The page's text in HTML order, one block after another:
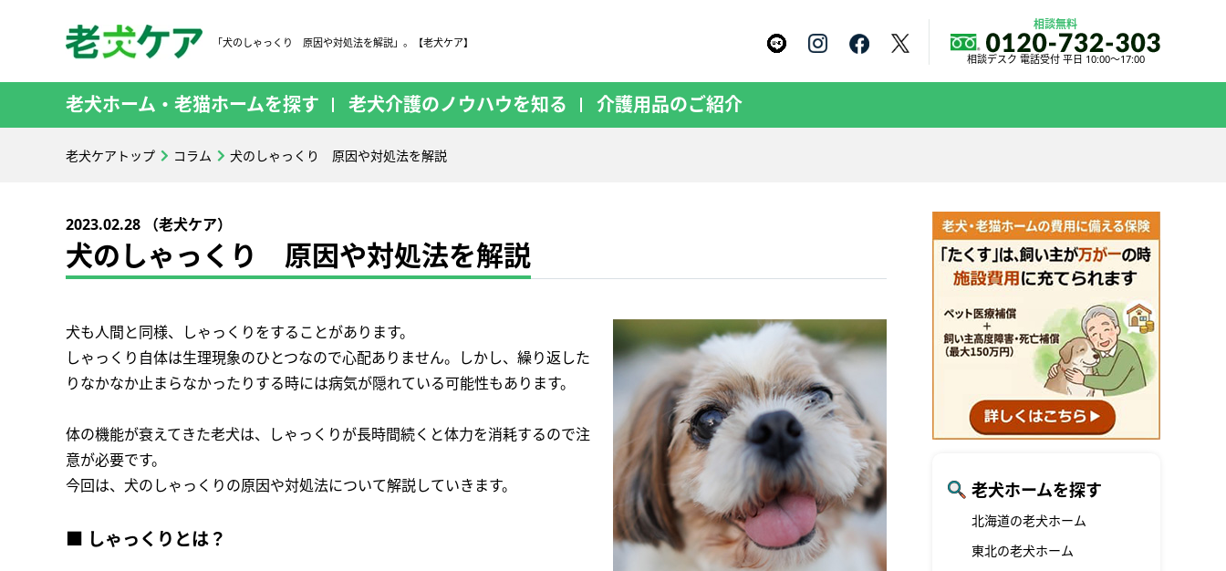
「犬のしゃっくり 原因や対処法を解説」。【老犬ケア】
相談無料
相談デスク 電話受付 平日 10:00～17:00
老犬ホーム・老猫ホームを探す 老犬介護のノウハウを知る 介護用品のご紹介
老犬ケアトップ コラム 犬のしゃっくり 原因や対処法を解説
2023.02.28 （老犬ケア）
犬のしゃっくり 原因や対処法を解説
犬も人間と同様、しゃっくりをすることがあります。
しゃっくり自体は生理現象のひとつなので心配ありません。しかし、繰り返した
りなかなか止まらなかったりする時には病気が隠れている可能性もあります。
体の機能が衰えてきた老犬は、しゃっくりが長時間続くと体力を消耗するので注
意が必要です。
今回は、犬のしゃっくりの原因や対処法について解説していきます。
■ しゃっくりとは？
老犬ホームを探す
北海道の老犬ホーム
東北の老犬ホーム